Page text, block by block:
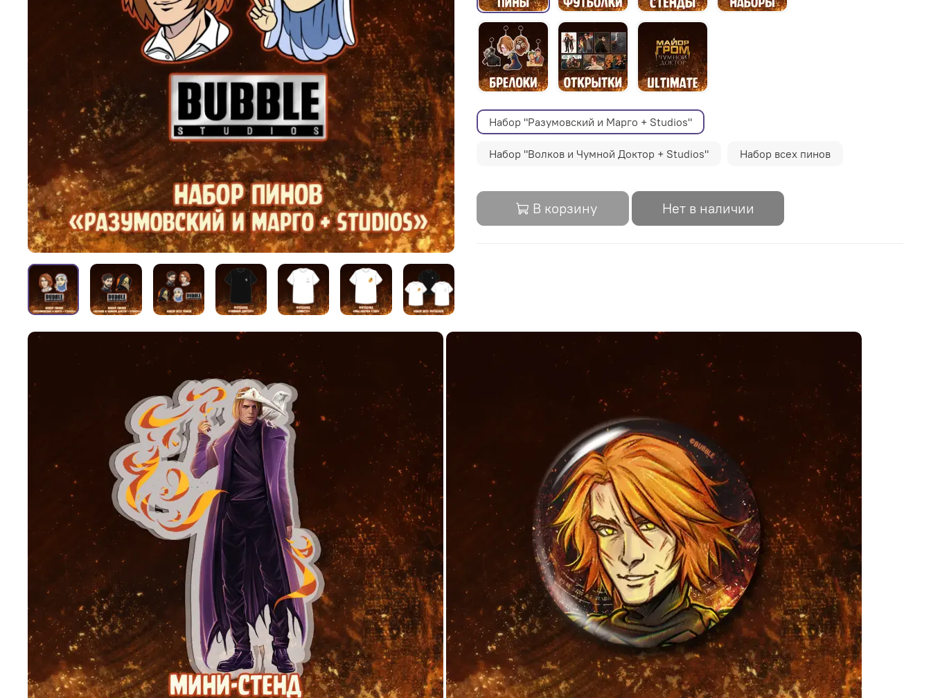
Набор "Разумовский и Марго + Studios"
Набор "Волков и Чумной Доктор + Studios" Набор всех пинов
В корзину Нет в наличии